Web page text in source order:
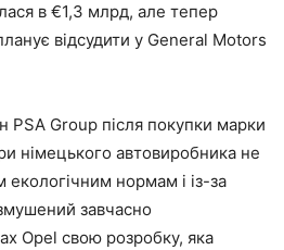
в €1,3 млрд, але тепер
відсудити у General Motors
PSA Group після покупки марки
німецького автовиробника не
екологічним нормам і із-за
завчасно
Opel свою розробку, яка